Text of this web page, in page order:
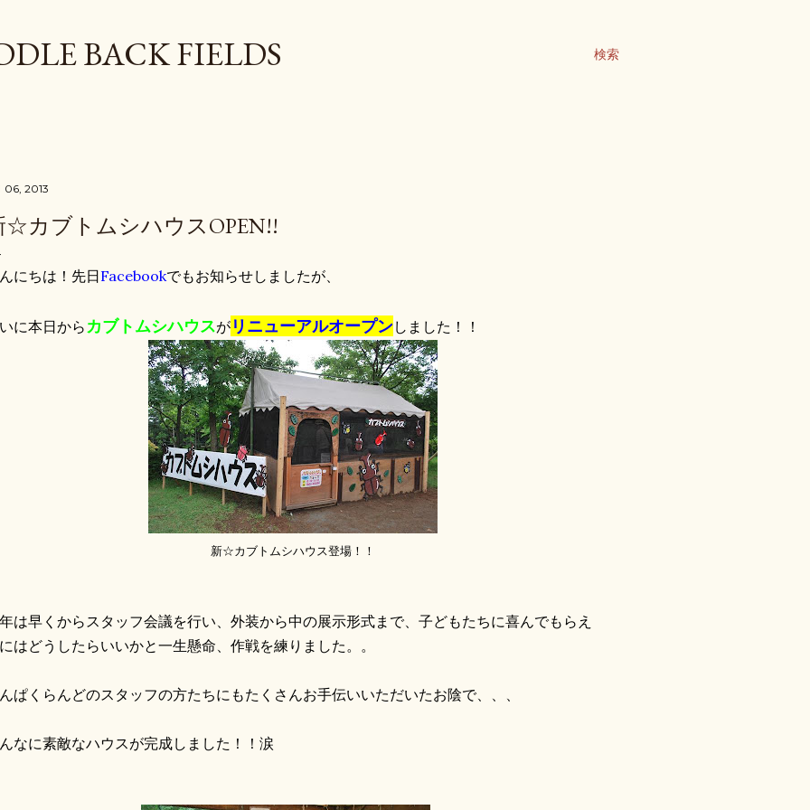
検索
BACK FIELDS
06, 2013
☆カブトムシハウスOPEN!!
にちは！先日Facebookでもお知らせしましたが、
に本日からカブトムシハウスが リニューアルオープンしました！！
新☆カブトムシハウス登場！！
は早くからスタッフ会議を行い、外装から中の展示形式まで、子どもたちに喜んでもらえ
はどうしたらいいかと一生懸命、作戦を練りました。。
ぱくらんどのスタッフの方たちにもたくさんお手伝いいただいたお陰で、、、
なに素敵なハウスが完成しました！！涙